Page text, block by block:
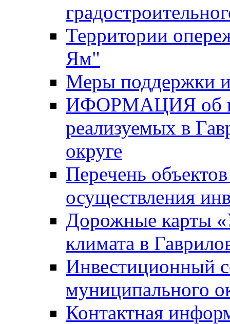
Территории
Ям"
Меры поддержки
ИФОРМАЦИЯ об
реализуемых в
округе
Перечень
осуществления
Дорожные карты
климата в
Инвестиционный
муниципального
Контактная